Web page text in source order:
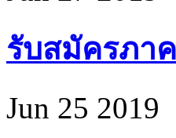
รับสมัครภา
Jun 25 2019